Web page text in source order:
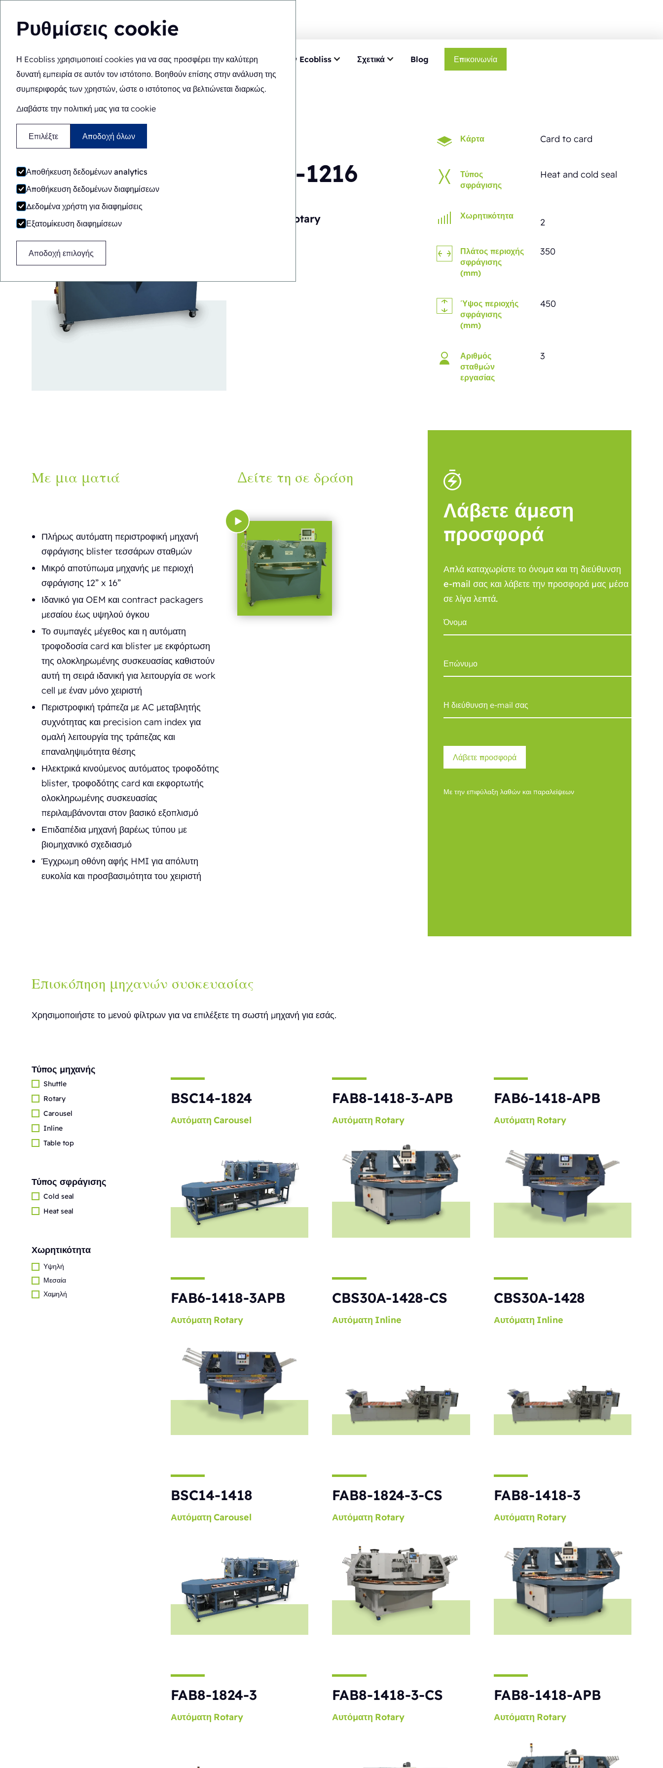
Ρυθμίσεις cookie
Η Ecobliss χρησιμοποιεί cookies για να σας προσφέρει την καλύτερη
δυνατή εμπειρία σε αυτόν τον ιστότοπο. Βοηθούν επίσης στην ανάλυση της
συμπεριφοράς των χρηστών, ώστε ο ιστότοπος να βελτιώνεται διαρκώς.
Διαβάστε την πολιτική μας για τα cookie
Επιλέξτε Αποδοχή όλων
Αποθήκευση δεδομένων analytics
Αποθήκευση δεδομένων διαφημίσεων
Δεδομένα χρήστη για διαφημίσεις
Εξατομίκευση διαφημίσεων
Αποδοχή επιλογής
Λύσεις Τεχνογνωσία Επιλέξτε την Ecobliss Σχετικά Blog Επικοινωνία
EL
Βρίσκεστε εδώ:
> Μηχανές συσκευασίας FAB4-1216
FAB4-1216
Rotary
Κάρτα Card to card
Τύπος
σφράγισης
Heat and cold seal
Χωρητικότητα
2
Πλάτος περιοχής
σφράγισης
(mm)
350
Ύψος περιοχής
σφράγισης
(mm)
450
Αριθμός
σταθμών
εργασίας
3
Με μια ματιά
Πλήρως αυτόματη περιστροφική μηχανή
σφράγισης blister τεσσάρων σταθμών
Μικρό αποτύπωμα μηχανής με περιοχή
σφράγισης 12” x 16”
Ιδανικό για OEM και contract packagers
μεσαίου έως υψηλού όγκου
Το συμπαγές μέγεθος και η αυτόματη
τροφοδοσία card και blister με εκφόρτωση
της ολοκληρωμένης συσκευασίας καθιστούν
αυτή τη σειρά ιδανική για λειτουργία σε work
cell με έναν μόνο χειριστή
Περιστροφική τράπεζα με AC μεταβλητής
συχνότητας και precision cam index για
ομαλή λειτουργία της τράπεζας και
επαναληψιμότητα θέσης
Ηλεκτρικά κινούμενος αυτόματος τροφοδότης
blister, τροφοδότης card και εκφορτωτής
ολοκληρωμένης συσκευασίας
περιλαμβάνονται στον βασικό εξοπλισμό
Επιδαπέδια μηχανή βαρέως τύπου με
βιομηχανικό σχεδιασμό
Έγχρωμη οθόνη αφής HMI για απόλυτη
ευκολία και προσβασιμότητα του χειριστή
Δείτε τη σε δράση
Λάβετε άμεση
προσφορά
Απλά καταχωρίστε το όνομα και τη διεύθυνση
e-mail σας και λάβετε την προσφορά μας μέσα
σε λίγα λεπτά.
Με την επιφύλαξη λαθών και παραλείψεων
Επισκόπηση μηχανών συσκευασίας
Χρησιμοποιήστε το μενού φίλτρων για να επιλέξετε τη σωστή μηχανή για εσάς.
Τύπος μηχανής
Shuttle
Rotary
Carousel
Inline
Table top
Τύπος σφράγισης
Cold seal
Heat seal
Χωρητικότητα
Υψηλή
Μεσαία
Χαμηλή
BSC14-1824
Αυτόματη Carousel
FAB8-1418-3-APB
Αυτόματη Rotary
FAB6-1418-APB
Αυτόματη Rotary
FAB6-1418-3APB
Αυτόματη Rotary
CBS30A-1428-CS
Αυτόματη Inline
CBS30A-1428
Αυτόματη Inline
BSC14-1418
Αυτόματη Carousel
FAB8-1824-3-CS
Αυτόματη Rotary
FAB8-1418-3
Αυτόματη Rotary
FAB8-1824-3
Αυτόματη Rotary
FAB8-1418-3-CS
Αυτόματη Rotary
FAB8-1418-APB
Αυτόματη Rotary